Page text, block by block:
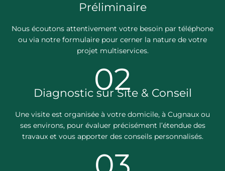
Préliminaire
Nous écoutons attentivement votre besoin par téléphone
ou via notre formulaire pour cerner la nature de votre
projet multiservices.
02
Diagnostic sur Site & Conseil
Une visite est organisée à votre domicile, à Cugnaux ou
ses environs, pour évaluer précisément l’étendue des
travaux et vous apporter des conseils personnalisés.